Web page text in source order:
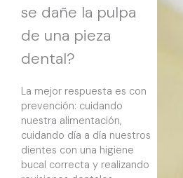
se dañe la pulpa
de una pieza
dental?
La mejor respuesta es con
prevención: cuidando
nuestra alimentación,
cuidando día a día nuestros
dientes con una higiene
bucal correcta y realizando